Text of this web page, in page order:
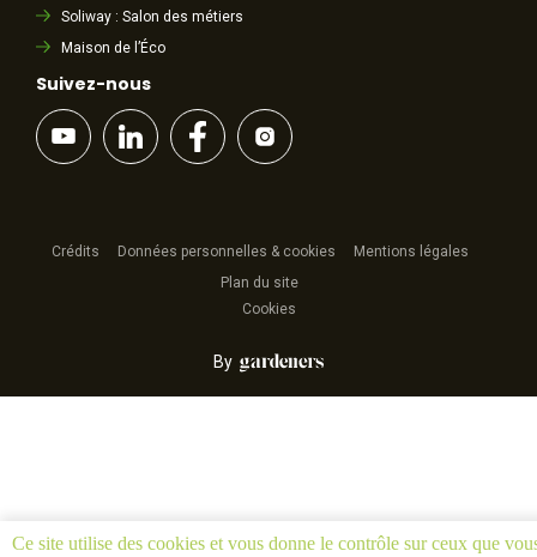
Soliway : Salon des métiers
Maison de l’Éco
Suivez-nous
Crédits Données personnelles & cookies
Mentions légales
Plan du site
Cookies
By
Ce site utilise des cookies et vous donne le contrôle sur ceux que